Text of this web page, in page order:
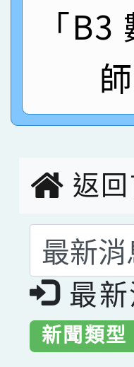
名 指
園市
指導
賀！
賽 劉
賀！
市賽
「
返
選擇
最新
新聞類型